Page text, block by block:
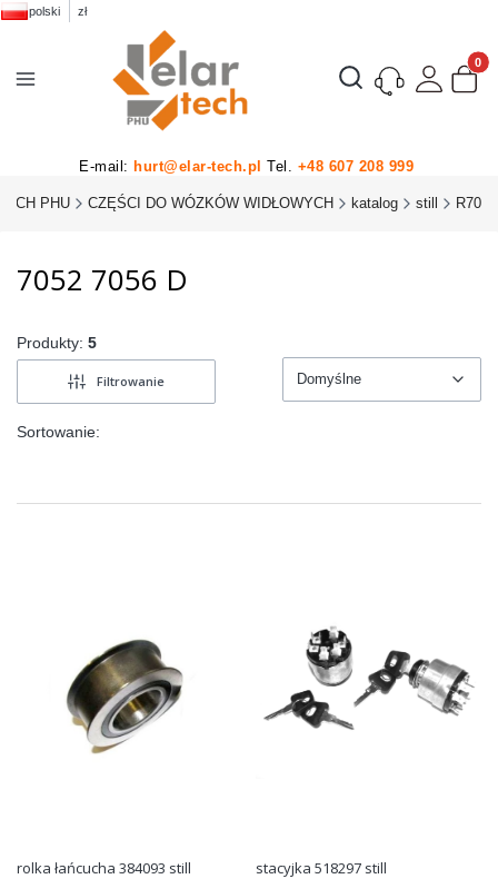
polski zł
Otwórz wyszukiwarkę
E-mail: hurt@elar-tech.pl Tel. +48 607 208 999
PHU CZĘŚCI DO WÓZKÓW WIDŁOWYCH katalog still R70
7052 7056 D
Produkty: 5
Filtrowanie
Sortowanie:
Domyślne
rolka łańcucha 384093 still stacyjka 518297 still